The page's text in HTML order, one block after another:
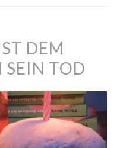
DEM
SEIN TOD